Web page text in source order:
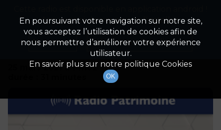
Détails De L'émission
25 mars 2021à 14h02
En poursuivant votre navigation sur notre site,
vous acceptez l’utilisation de cookies afin de
nous permettre d’améliorer votre expérience
utilisateur.
En savoir plus sur notre politique Cookies
OK
Appuyez ci-dessous pour l'installer.
Non merci Télécharger l'application